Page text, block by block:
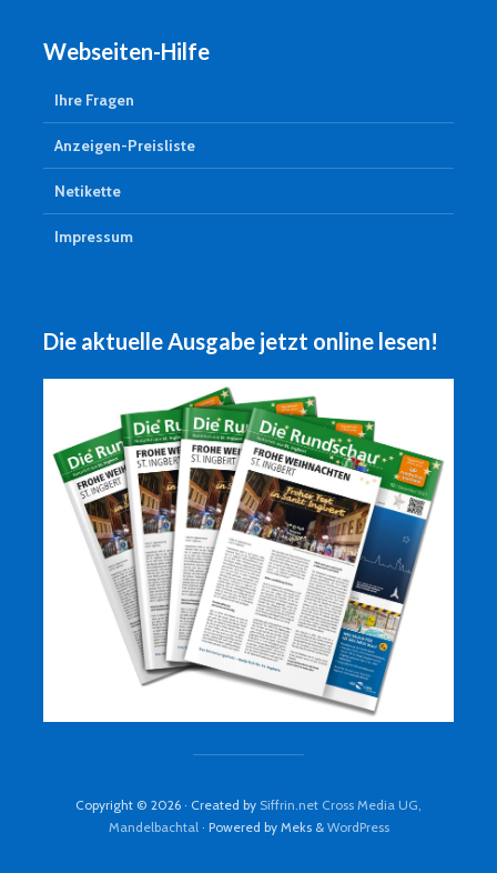
Webseiten-Hilfe
Ihre Fragen
Anzeigen-Preisliste
Netikette
Impressum
Die aktuelle Ausgabe jetzt online lesen!
Copyright © 2026 · Created by Siffrin.net Cross Media UG,
Mandelbachtal· Powered by Meks & WordPress